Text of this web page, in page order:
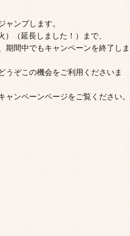
ンプします。
（延長しました！）まで、
期間中でもキャンペーンを終了しま
うぞこの機会をご利用くださいま
ャンペーンページをご覧ください。